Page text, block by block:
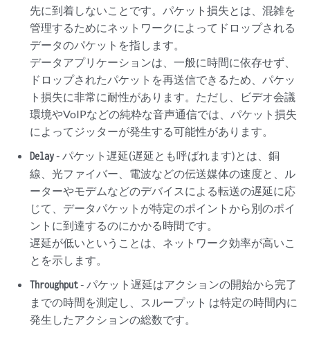
先に到着しないことです。パケット損失とは、混雑を
管理するためにネットワークによってドロップされる
データのパケットを指します。
データアプリケーションは、一般に時間に依存せず、
ドロップされたパケットを再送信できるため、パケッ
ト損失に非常に耐性があります。ただし、ビデオ会議
環境やVoIPなどの純粋な音声通信では、パケット損失
によってジッターが発生する可能性があります。
Delay- パケット遅延(遅延とも呼ばれます)とは、銅
線、光ファイバー、電波などの伝送媒体の速度と、ル
ーターやモデムなどのデバイスによる転送の遅延に応
じて、データパケットが特定のポイントから別のポイ
ントに到達するのにかかる時間です。
遅延が低いということは、ネットワーク効率が高いこ
とを示します。
Throughput- パケット遅延はアクションの開始から完了
までの時間を測定し、スループット は特定の時間内に
発生したアクションの総数です。